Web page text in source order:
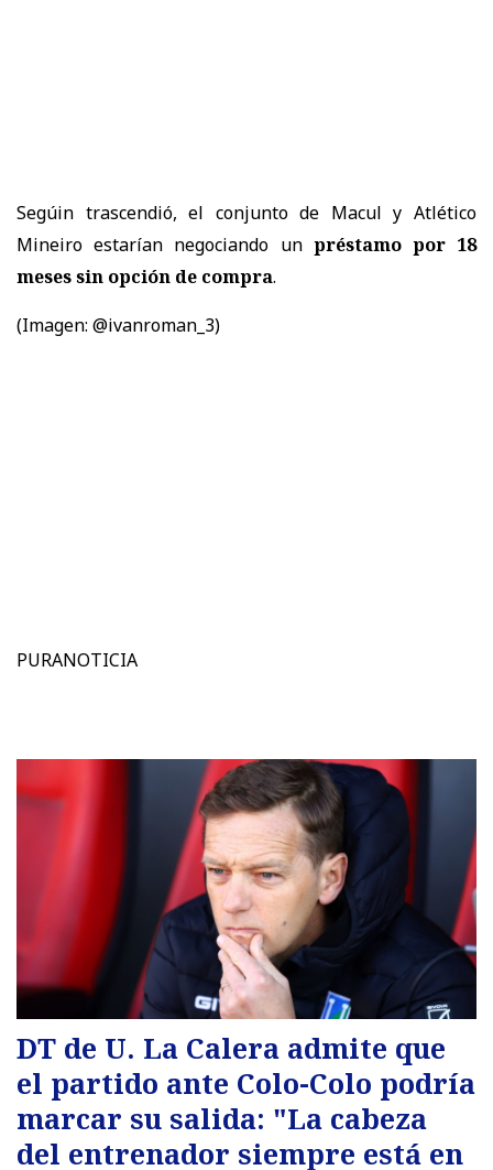
Segúin trascendió, el conjunto de Macul y Atlético
Mineiro estarían negociando un préstamo por 18
meses sin opción de compra.
(Imagen: @ivanroman_3)
PURANOTICIA
DT de U. La Calera admite que
el partido ante Colo-Colo podría
marcar su salida: "La cabeza
del entrenador siempre está en